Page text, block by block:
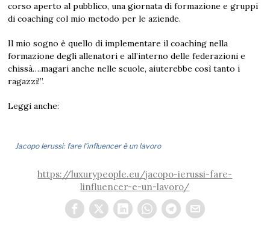
corso aperto al pubblico, una giornata di formazione e gruppi
di coaching col mio metodo per le aziende.
Il mio sogno è quello di implementare il coaching nella
formazione degli allenatori e all’interno delle federazioni e
chissà….magari anche nelle scuole, aiuterebbe così tanto i
ragazzi!”.
Leggi anche:
Jacopo Ierussi: fare l’influencer è un lavoro
https://luxurypeople.eu/jacopo-ierussi-fare-
linfluencer-e-un-lavoro/